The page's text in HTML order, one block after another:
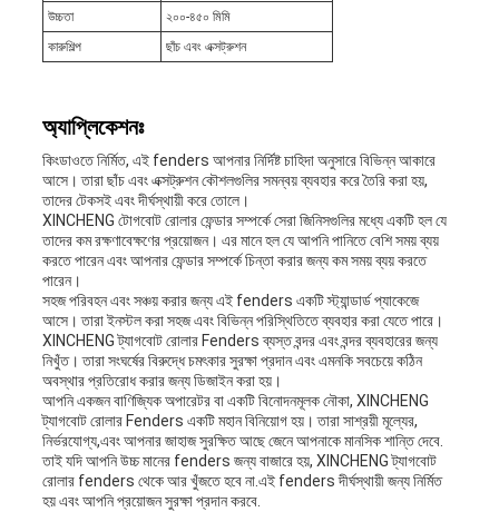
উচ্চতা
২০০-৪৫০ মিমি
কারুশিল্প
ছাঁচ এবং এক্সট্রুশন
অ্যাপ্লিকেশনঃ
কিংডাওতে নির্মিত, এই fenders আপনার নির্দিষ্ট চাহিদা অনুসারে বিভিন্ন আকারে
আসে। তারা ছাঁচ এবং এক্সট্রুশন কৌশলগুলির সমন্বয় ব্যবহার করে তৈরি করা হয়,
তাদের টেকসই এবং দীর্ঘস্থায়ী করে তোলে।
XINCHENG টোগবোট রোলার ফেন্ডার সম্পর্কে সেরা জিনিসগুলির মধ্যে একটি হল যে
তাদের কম রক্ষণাবেক্ষণের প্রয়োজন। এর মানে হল যে আপনি পানিতে বেশি সময় ব্যয়
করতে পারেন এবং আপনার ফেন্ডার সম্পর্কে চিন্তা করার জন্য কম সময় ব্যয় করতে
পারেন।
সহজ পরিবহন এবং সঞ্চয় করার জন্য এই fenders একটি স্ট্যান্ডার্ড প্যাকেজে
আসে। তারা ইনস্টল করা সহজ এবং বিভিন্ন পরিস্থিতিতে ব্যবহার করা যেতে পারে।
XINCHENG ট্যাগবোট রোলার Fenders ব্যস্ত বন্দর এবং বন্দর ব্যবহারের জন্য
নিখুঁত। তারা সংঘর্ষের বিরুদ্ধে চমৎকার সুরক্ষা প্রদান এবং এমনকি সবচেয়ে কঠিন
অবস্থার প্রতিরোধ করার জন্য ডিজাইন করা হয়।
আপনি একজন বাণিজ্যিক অপারেটর বা একটি বিনোদনমূলক নৌকা, XINCHENG
ট্যাগবোট রোলার Fenders একটি মহান বিনিয়োগ হয়। তারা সাশ্রয়ী মূল্যের,
নির্ভরযোগ্য,এবং আপনার জাহাজ সুরক্ষিত আছে জেনে আপনাকে মানসিক শান্তি দেবে.
তাই যদি আপনি উচ্চ মানের fenders জন্য বাজারে হয়, XINCHENG ট্যাগবোট
রোলার fenders থেকে আর খুঁজতে হবে না.এই fenders দীর্ঘস্থায়ী জন্য নির্মিত
হয় এবং আপনি প্রয়োজন সুরক্ষা প্রদান করবে.